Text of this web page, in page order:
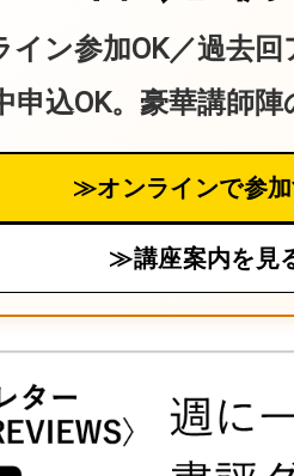
イン参加OK／過去
申込OK。豪華講師
≫オンラインで参
≫講座案内を見